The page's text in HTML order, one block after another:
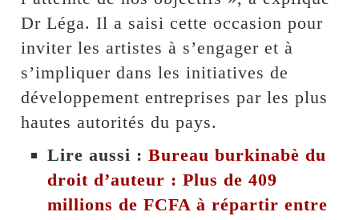
Dr Léga. Il a saisi cette occasion pour
inviter les artistes à s’engager et à
s’impliquer dans les initiatives de
développement entreprises par les plus
hautes autorités du pays.
Lire aussi :Bureau burkinabè du
droit d’auteur : Plus de 409
millions de FCFA à répartir entre